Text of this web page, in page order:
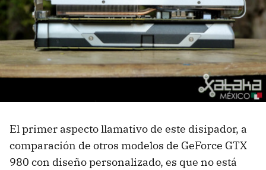
El primer aspecto llamativo de este disipador, a
comparación de otros modelos de GeForce GTX
980 con diseño personalizado, es que no está